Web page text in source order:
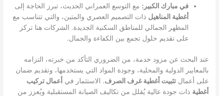
في مبارك الكبير: مع التوسع العمراني الحديث، تبرز الحاجة إلى
أغطية المناهيل ذات التصميم العصري والمتين، والتي تتناسب مع
المظهر الجمالي للمناطق السكنية الجديدة. الشركات هنا تركز
على تقديم حلول تجمع بين الكفاءة والجمال.
عند البحث عن مزود خدمة، من الضروري التأكد من خبرته، التزامه
بالمعايير الدولية والمحلية، وجودة المواد التي يستخدمها، وتقديم ضمان
على أعمالتثبيت أغطية غرف الصرف. الاستثمار في أعمال تركيب
أغطية ذات جودة عالية يُقلل من تكاليف الصيانة المستقبلية ويُعزز من